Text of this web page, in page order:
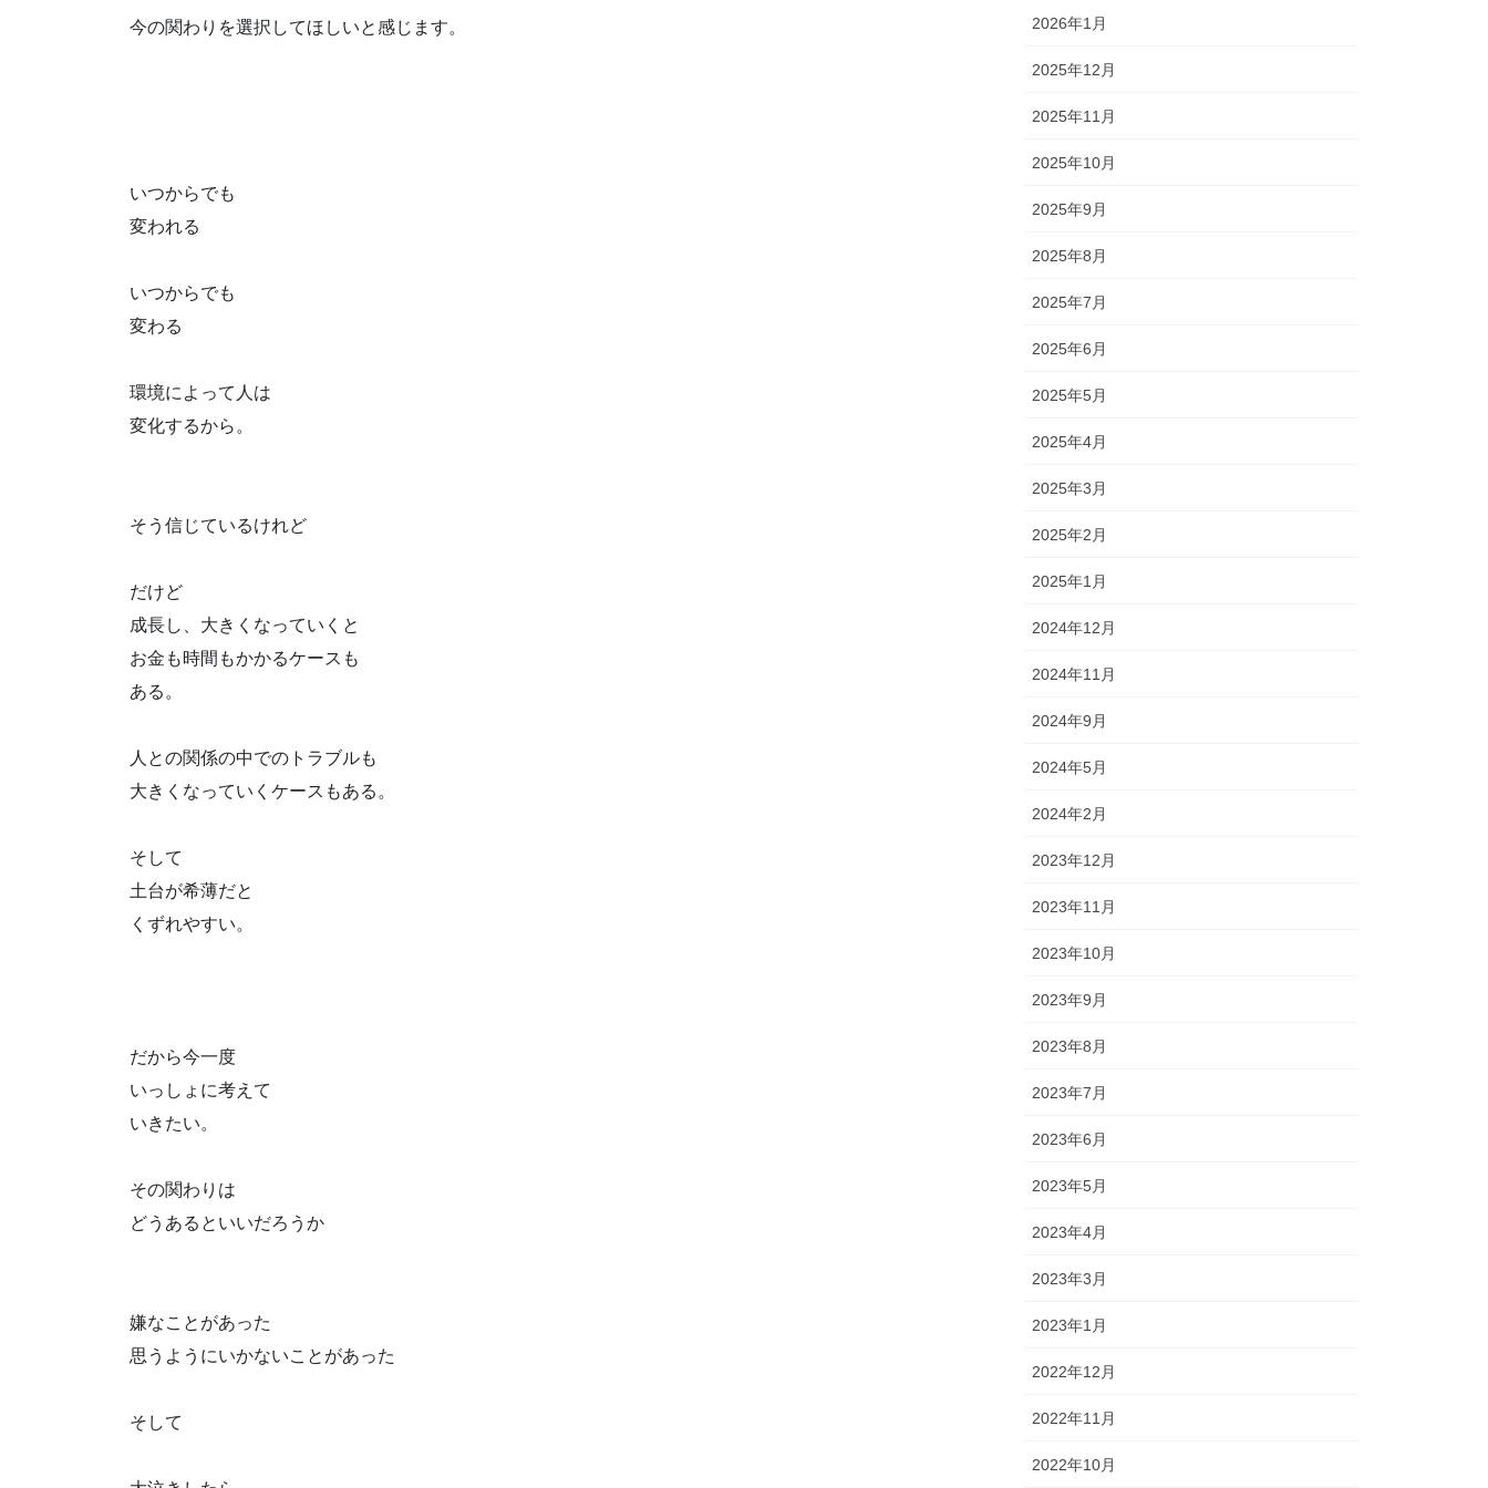
今の関わりを選択してほしいと感じます。
いつからでも
変われる
いつからでも
変わる
環境によって人は
変化するから。
そう信じているけれど
だけど
成長し、大きくなっていくと
お金も時間もかかるケースも
ある。
人との関係の中でのトラブルも
大きくなっていくケースもある。
そして
土台が希薄だと
くずれやすい。
だから今一度
いっしょに考えて
いきたい。
その関わりは
どうあるといいだろうか
嫌なことがあった
思うようにいかないことがあった
そして
2026年1月
2025年12月
2025年11月
2025年10月
2025年9月
2025年8月
2025年7月
2025年6月
2025年5月
2025年4月
2025年3月
2025年2月
2025年1月
2024年12月
2024年11月
2024年9月
2024年5月
2024年2月
2023年12月
2023年11月
2023年10月
2023年9月
2023年8月
2023年7月
2023年6月
2023年5月
2023年4月
2023年3月
2023年1月
2022年12月
2022年11月
2022年10月